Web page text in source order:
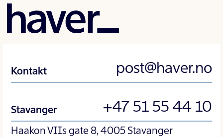
Kontakt post@haver.no
Stavanger +47 51 55 44 10
Haakon VIIs gate 8, 4005 Stavanger